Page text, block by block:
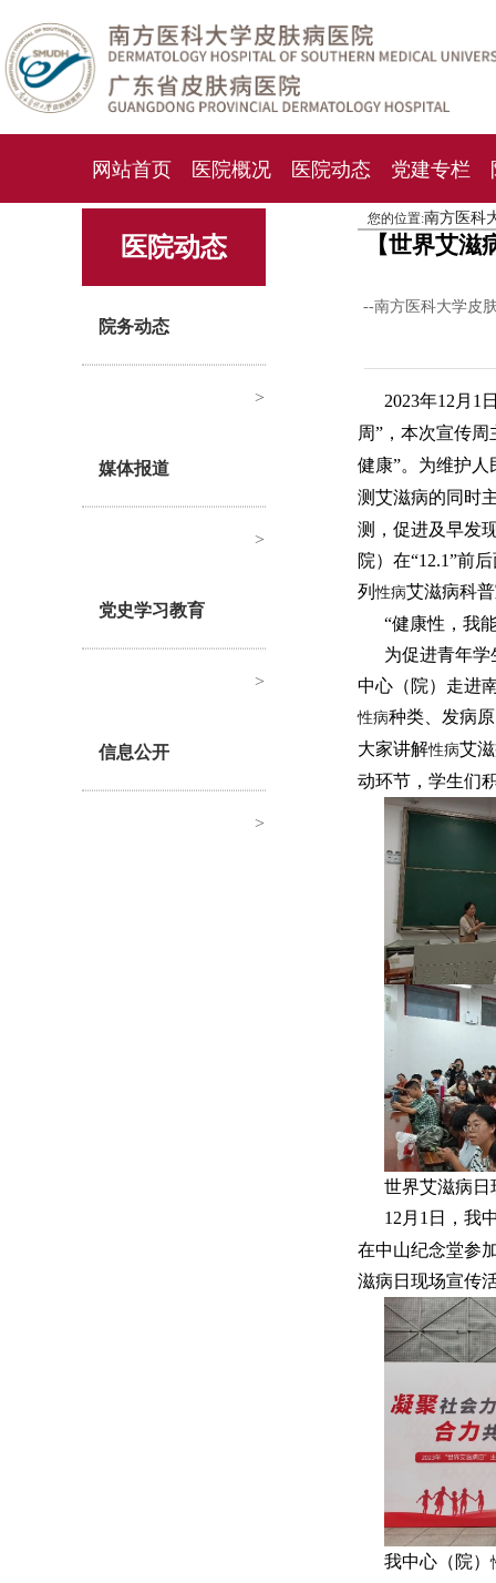
网站首页 医院概况 医院动态 党建专栏
化妆品检测中心 就诊指南 人才
医院动态
院务动态
>
媒体报道
>
党史学习教育
>
信息公开
>
您的位置:南方医科
【世界艾
--南方医科大学皮
2023年12月1
周”，本次宣传
健康”。为维护
测艾滋病的同时
测，促进及早发
院）在“12.1”前
列性病艾滋病科
“健康性，我
为促进青年学
中心（院）走进
性病种类、发病
大家讲解性病艾
动环节，学生们
世界艾滋病日
12月1日，我
在中山纪念堂参
滋病日现场宣传
我中心（院）